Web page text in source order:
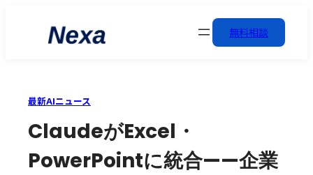
無料相談
最新AIニュース
ClaudeがExcel・
PowerPointに統合——企業